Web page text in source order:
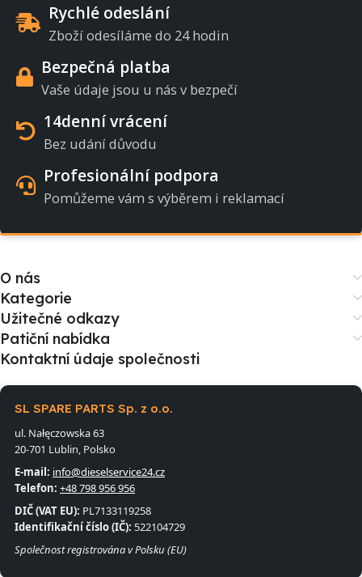
Rychlé odeslání
Zboží odesíláme do 24 hodin
Bezpečná platba
Vaše údaje jsou u nás v bezpečí
14denní vrácení
Bez udání důvodu
Profesionální podpora
Pomůžeme vám s výběrem i reklamací
O nás
Kategorie
Užitečné odkazy
Patiční nabídka
Kontaktní údaje společnosti
SL SPARE PARTS Sp. z o.o.
ul. Nałęczowska 63
20-701 Lublin, Polsko
E-mail: info@dieselservice24.cz
Telefon: +48 798 956 956
DIČ (VAT EU): PL7133119258
Identifikační číslo (IČ): 522104729
Společnost registrována v Polsku (EU)